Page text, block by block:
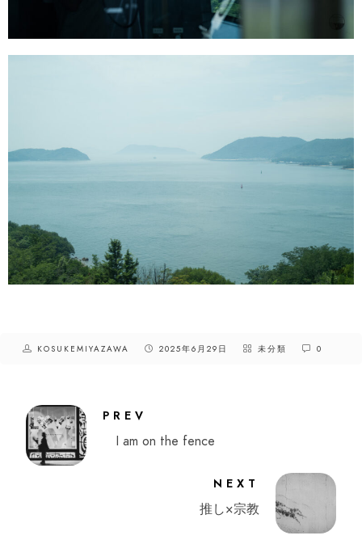
KOSUKEMIYAZAWA 2025年6月29日 未分類 0
PREV
I am on the fence
NEXT
推し×宗教